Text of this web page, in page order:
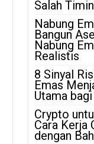
Salah
Nabung
Bangun
Nabung
Realistis
8 Sinyal
Emas
Utama
Crypto
Cara Kerja
dengan